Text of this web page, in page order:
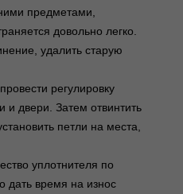
предметами,
довольно легко.
удалить старую
регулировку
и двери. Затем отвинтить
петли на места,
уплотнителя по
дать время на износ